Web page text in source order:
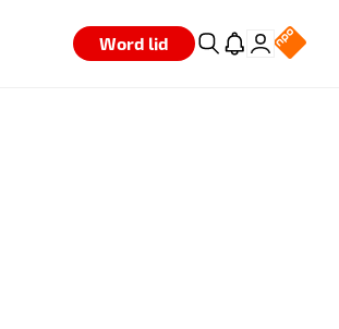
Word lid